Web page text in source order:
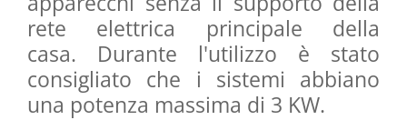
rete elettrica principale della
casa. Durante l'utilizzo è stato
consigliato che i sistemi abbiano
una potenza massima di 3 KW.